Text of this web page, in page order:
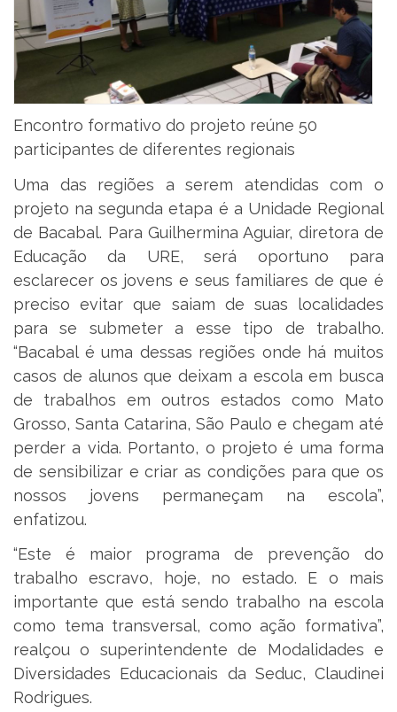
Encontro formativo do projeto reúne 50
participantes de diferentes regionais
Uma das regiões a serem atendidas com o
projeto na segunda etapa é a Unidade Regional
de Bacabal. Para Guilhermina Aguiar, diretora de
Educação da URE, será oportuno para
esclarecer os jovens e seus familiares de que é
preciso evitar que saiam de suas localidades
para se submeter a esse tipo de trabalho.
“Bacabal é uma dessas regiões onde há muitos
casos de alunos que deixam a escola em busca
de trabalhos em outros estados como Mato
Grosso, Santa Catarina, São Paulo e chegam até
perder a vida. Portanto, o projeto é uma forma
de sensibilizar e criar as condições para que os
nossos jovens permaneçam na escola”,
enfatizou.
“Este é maior programa de prevenção do
trabalho escravo, hoje, no estado. E o mais
importante que está sendo trabalho na escola
como tema transversal, como ação formativa”,
realçou o superintendente de Modalidades e
Diversidades Educacionais da Seduc, Claudinei
Rodrigues.